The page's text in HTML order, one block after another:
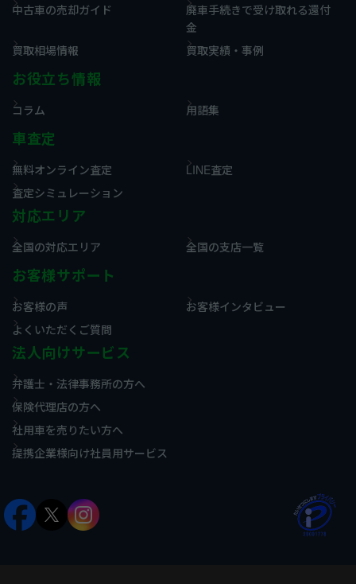
中古車の売却ガイド
廃車手続きで受け取れる還付
金
買取相場情報
買取実績・事例
お役立ち情報
コラム 用語集
車査定
無料オンライン査定
LINE査定
査定シミュレーション
対応エリア
全国の対応エリア 全国の支店一覧
お客様サポート
お客様の声
お客様インタビュー
よくいただくご質問
法人向けサービス
弁護士・法律事務所の方へ
保険代理店の方へ
社用車を売りたい方へ
提携企業様向け社員用サービス